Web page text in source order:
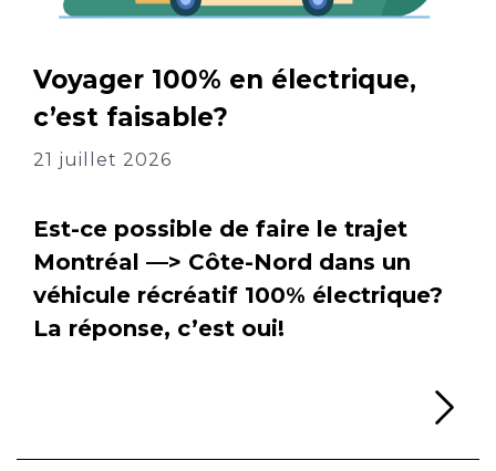
Voyager 100% en électrique,
c’est faisable?
21 juillet 2026
Est-ce possible de faire le trajet
Montréal —> Côte-Nord dans un
véhicule récréatif 100% électrique?
La réponse, c’est oui!